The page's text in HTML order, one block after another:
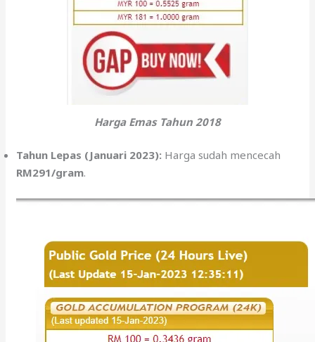
Harga Emas Tahun 2018
Tahun Lepas (Januari 2023): Harga sudah mencecah
RM291/gram.